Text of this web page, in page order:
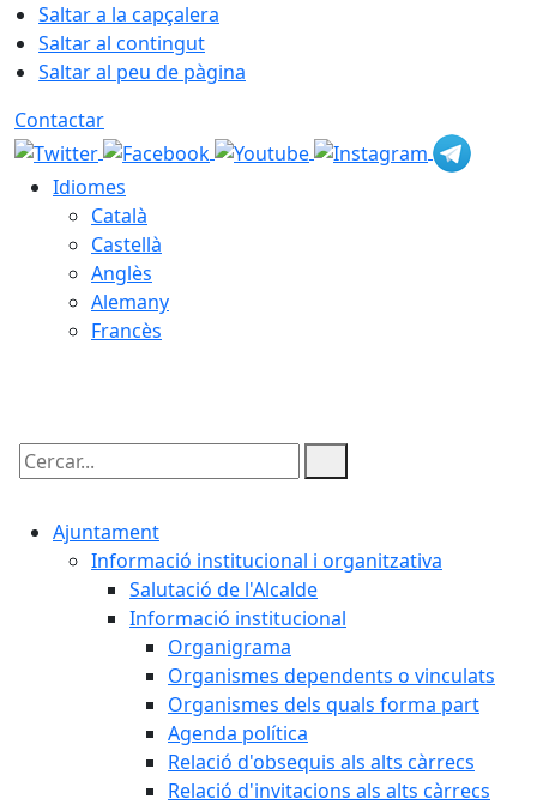
Saltar a la capçalera
Saltar al contingut
Saltar al peu de pàgina
Contactar
Idiomes
Català
Castellà
Anglès
Alemany
Francès
Cercar:
Ajuntament
Informació institucional i organitzativa
Salutació de l'Alcalde
Informació institucional
Organigrama
Organismes dependents o vinculats
Organismes dels quals forma part
Agenda política
Relació d'obsequis als alts càrrecs
Relació d'invitacions als alts càrrecs